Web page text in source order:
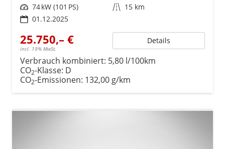
Leistung 74 kW (101 PS) Kilometerstand 15 km
01.12.2025
25.750,– €
incl. 19% MwSt.
Details
Verbrauch kombiniert: 5,80 l/100km
CO2-Klasse: D
CO2-Emissionen: 132,00 g/km